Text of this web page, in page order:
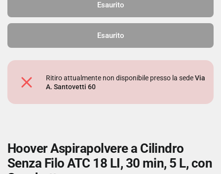
Esaurito
Esaurito
Ritiro attualmente non disponibile presso la sedeVia
A. Santovetti 60
Hoover Aspirapolvere a Cilindro
Senza Filo ATC 18 LI, 30 min, 5 L, con